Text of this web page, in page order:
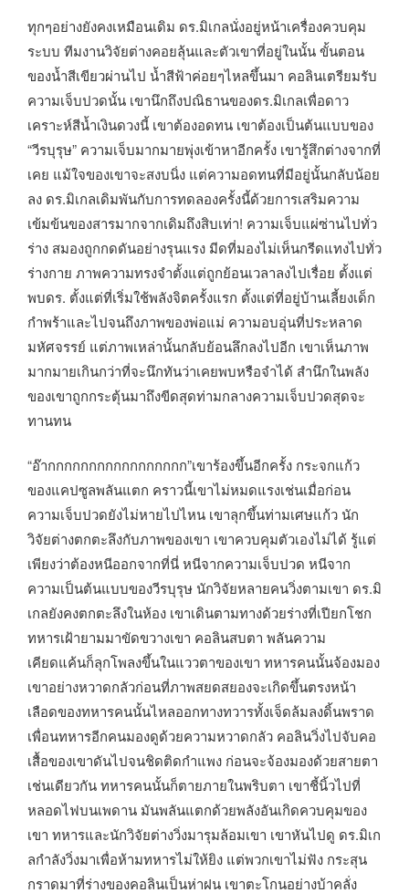
ทุกๆอย่างยังคงเหมือนเดิม ดร.มิเกลนั่งอยู่หน้าเครื่องควบคุม
ระบบ ทีมงานวิจัยต่างคอยลุ้นและตัวเขาที่อยู่ในนั้น ขั้นตอน
ของน้ำสีเขียวผ่านไป น้ำสีฟ้าค่อยๆไหลขึ้นมา คอลินเตรียมรับ
ความเจ็บปวดนั้น เขานึกถึงปณิธานของดร.มิเกลเพื่อดาว
เคราะห์สีน้ำเงินดวงนี้ เขาต้องอดทน เขาต้องเป็นต้นแบบของ
“วีรบุรุษ” ความเจ็บมากมายพุ่งเข้าหาอีกครั้ง เขารู้สึกต่างจากที่
เคย แม้ใจของเขาจะสงบนิ่ง แต่ความอดทนที่มีอยู่นั้นกลับน้อย
ลง ดร.มิเกลเดิมพันกับการทดลองครั้งนี้ด้วยการเสริมความ
เข้มข้นของสารมากจากเดิมถึงสิบเท่า! ความเจ็บแผ่ซ่านไปทั่ว
ร่าง สมองถูกกดดันอย่างรุนแรง มีดที่มองไม่เห็นกรีดแทงไปทั่ว
ร่างกาย ภาพความทรงจำตั้งแต่ถูกย้อนเวลาลงไปเรื่อย ตั้งแต่
พบดร. ตั้งแต่ที่เริ่มใช้พลังจิตครั้งแรก ตั้งแต่ที่อยู่บ้านเลี้ยงเด็ก
กำพร้าและไปจนถึงภาพของพ่อแม่ ความอบอุ่นที่ประหลาด
มหัศจรรย์ แต่ภาพเหล่านั้นกลับย้อนลึกลงไปอีก เขาเห็นภาพ
มากมายเกินกว่าที่จะนึกทันว่าเคยพบหรือจำได้ สำนึกในพลัง
ของเขาถูกกระตุ้นมาถึงขีดสุดท่ามกลางความเจ็บปวดสุดจะ
ทานทน
“อ๊ากกกกกกกกกกกกกกกกก”เขาร้องขึ้นอีกครั้ง กระจกแก้ว
ของแคปซูลพลันแตก คราวนี้เขาไม่หมดแรงเช่นเมื่อก่อน
ความเจ็บปวดยังไม่หายไปไหน เขาลุกขึ้นท่ามเศษแก้ว นัก
วิจัยต่างตกตะลึงกับภาพของเขา เขาควบคุมตัวเองไม่ได้ รู้แต่
เพียงว่าต้องหนีออกจากที่นี่ หนีจากความเจ็บปวด หนีจาก
ความเป็นต้นแบบของวีรบุรุษ นักวิจัยหลายคนวิ่งตามเขา ดร.มิ
เกลยังคงตกตะลึงในห้อง เขาเดินตามทางด้วยร่างที่เปียกโชก
ทหารเฝ้ายามมาขัดขวางเขา คอลินสบตา พลันความ
เคียดแค้นก็ลุกโพลงขึ้นในแววตาของเขา ทหารคนนั้นจ้องมอง
เขาอย่างหวาดกลัวก่อนที่ภาพสยดสยองจะเกิดขึ้นตรงหน้า
เลือดของทหารคนนั้นไหลออกทางทวารทั้งเจ็ดล้มลงดิ้นพราด
เพื่อนทหารอีกคนมองดูด้วยความหวาดกลัว คอลินวิ่งไปจับคอ
เสื้อของเขาดันไปจนชิดติดกำแพง ก่อนจะจ้องมองด้วยสายตา
เช่นเดียวกัน ทหารคนนั้นก็ตายภายในพริบตา เขาชี้นิ้วไปที่
หลอดไฟบนเพดาน มันพลันแตกด้วยพลังอันเกิดควบคุมของ
เขา ทหารและนักวิจัยต่างวิ่งมารุมล้อมเขา เขาหันไปดู ดร.มิเก
ลกำลังวิ่งมาเพื่อห้ามทหารไม่ให้ยิง แต่พวกเขาไม่ฟัง กระสุน
กราดมาที่ร่างของคอลินเป็นห่าฝน เขาตะโกนอย่างบ้าคลั่ง